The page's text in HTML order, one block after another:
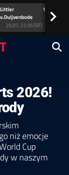
Littler
v.Duijvenbode
17
25.07, 22:35 (SF)
>
2026!
niż emocje
Cup
w naszym